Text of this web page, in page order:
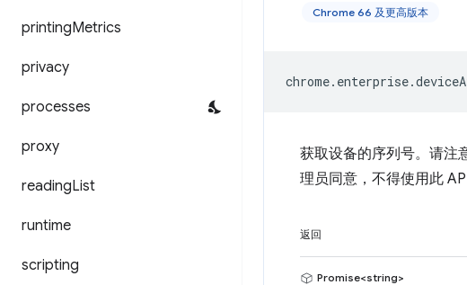
printingMetrics
privacy
processes
proxy
readingList
runtime
scripting
Chrome 66 及更高版本
chrome. enterprise.
获取设备的序列号。请注
理员同意，不得使用此
返回
Promise<string>